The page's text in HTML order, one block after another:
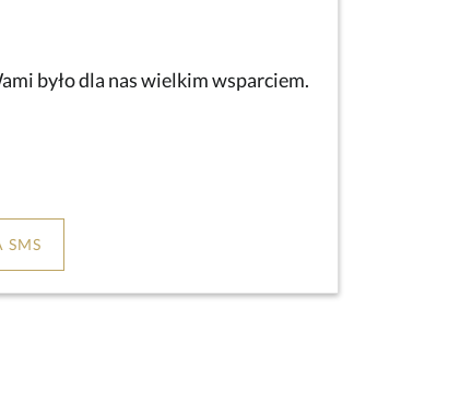
było dla nas wielkim wsparciem.
SMS